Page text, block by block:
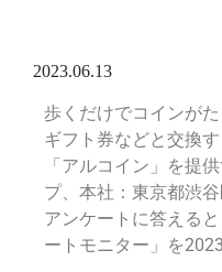
2023.06.13
歩くだけでコインが
ギフト券などと交換
「アルコイン」を提
プ、本社：東京都渋
アンケートに答える
ートモニター」を